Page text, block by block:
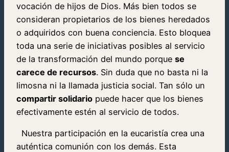
vocación de hijos de Dios. Más bien todos se
consideran propietarios de los bienes heredados
o adquiridos con buena conciencia. Esto bloquea
toda una serie de iniciativas posibles al servicio
de la transformación del mundo porque se
carece de recursos. Sin duda que no basta ni la
limosna ni la llamada justicia social. Tan sólo un
compartir solidario puede hacer que los bienes
efectivamente estén al servicio de todos.
Nuestra participación en la eucaristía crea una
auténtica comunión con los demás. Esta